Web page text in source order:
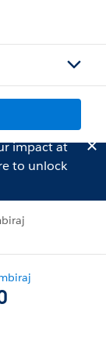
impact at
to unlock